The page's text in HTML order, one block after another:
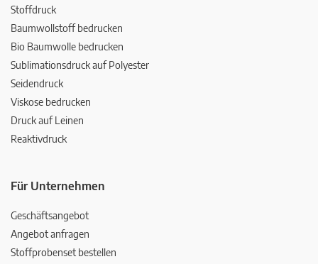
Stoffdruck
Baumwollstoff bedrucken
Bio Baumwolle bedrucken
Sublimationsdruck auf Polyester
Seidendruck
Viskose bedrucken
Druck auf Leinen
Reaktivdruck
Für Unternehmen
Geschäftsangebot
Angebot anfragen
Stoffprobenset bestellen